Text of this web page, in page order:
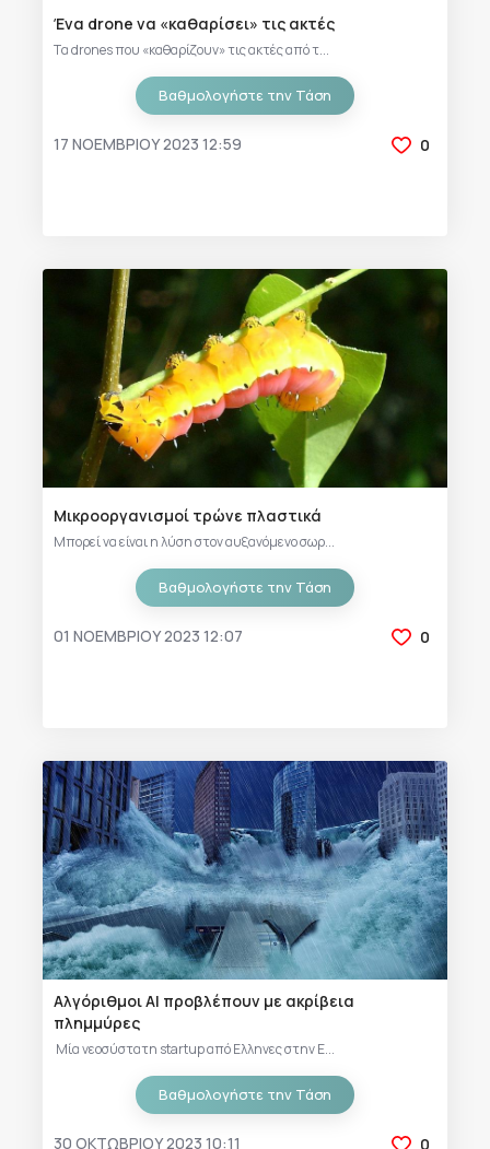
Ένα drone να «καθαρίσει» τις ακτές
Tα drones που «καθαρίζουν» τις ακτές από τ...
Βαθμολογήστε την Τάση
17 ΝΟΕΜΒΡΊΟΥ 2023 12:59 0
Μικροοργανισμοί τρώνε πλαστικά
Μπορεί να είναι η λύση στον αυξανόμενο σωρ...
Βαθμολογήστε την Τάση
01 ΝΟΕΜΒΡΊΟΥ 2023 12:07 0
Αλγόριθμοι ΑΙ προβλέπουν με ακρίβεια
πλημμύρες
Μία νεοσύστατη startup από Ελληνες στην Ε...
Βαθμολογήστε την Τάση
30 ΟΚΤΩΒΡΊΟΥ 2023 10:11 0